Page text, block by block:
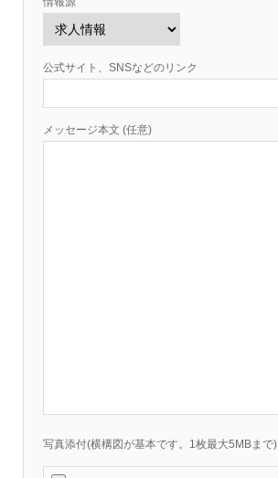
公式サイト、SNSなどのリンク
メッセージ本文 (任意)
写真添付(横構図が基本です。1枚最大5MBまで)